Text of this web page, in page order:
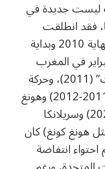
ليست جديدة في
فقد انطلقت
انتفاضات تونس ومصر نهاية 2010 وبداية
حركة 20 فبراير في المغرب
وحركة “احتلوا وول ستريت” (2011)، وحركة
“الساخطين الأوروبيين” (2011-2012) وهونغ
كونغ (2019) وتايلاند (2020) وسريلانكا
هونغ كونغ) كان
انتفاضة